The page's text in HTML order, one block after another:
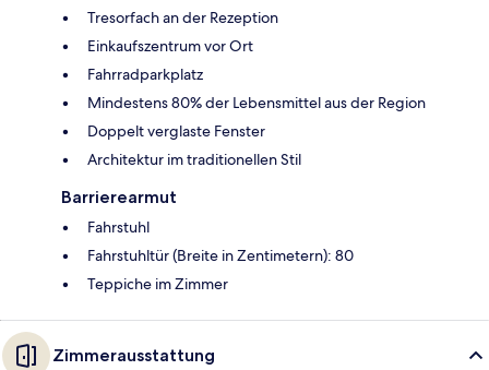
Tresorfach an der Rezeption
Einkaufszentrum vor Ort
Fahrradparkplatz
Mindestens 80% der Lebensmittel aus der Region
Doppelt verglaste Fenster
Architektur im traditionellen Stil
Barrierearmut
Fahrstuhl
Fahrstuhltür (Breite in Zentimetern): 80
Teppiche im Zimmer
Zimmerausstattung